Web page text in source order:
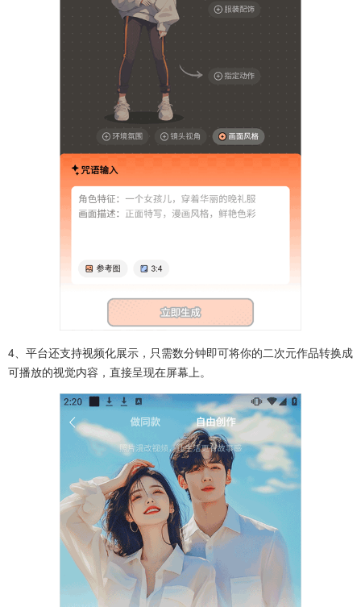
4、平台还支持视频化展示，只需数分钟即可将你的二次元作品转换成
可播放的视觉内容，直接呈现在屏幕上。